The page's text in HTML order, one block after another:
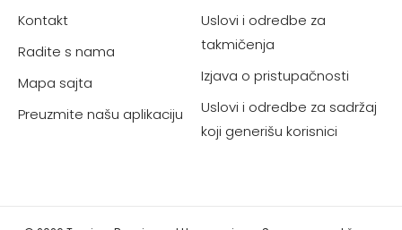
Kontakt
Radite s nama
Mapa sajta
Preuzmite našu aplikaciju
Uslovi i odredbe za
takmičenja
Izjava o pristupačnosti
Uslovi i odredbe za sadržaj
koji generišu korisnici